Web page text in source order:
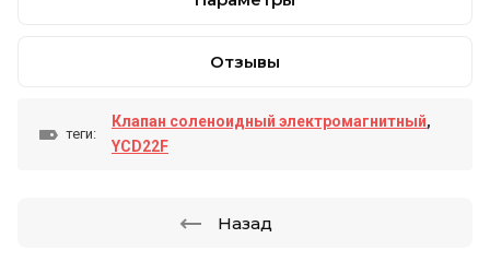
Отзывы
теги:
Клапан соленоидный электромагнитный,
YCD22F
Назад